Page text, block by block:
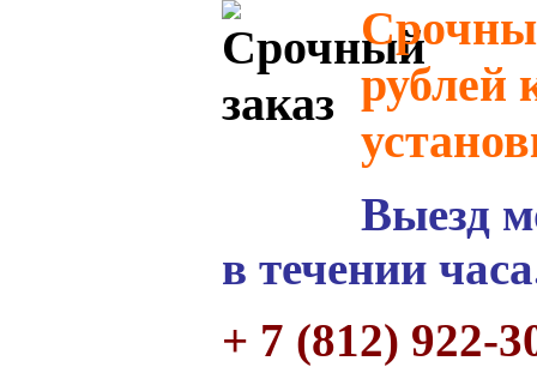
рублей
Выезд
в течении
+ 7 (812) 922-